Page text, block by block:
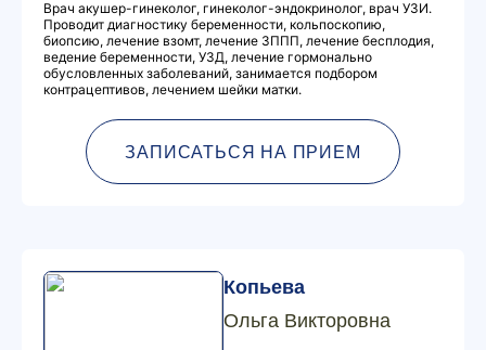
Врач акушер-гинеколог, гинеколог-эндокринолог, врач УЗИ.
Проводит диагностику беременности, кольпоскопию,
биопсию, лечение взомт, лечение ЗППП, лечение бесплодия,
ведение беременности, УЗД, лечение гормонально
обусловленных заболеваний, занимается подбором
контрацептивов, лечением шейки матки.
ЗАПИСАТЬСЯ НА ПРИЕМ
Копьева
Ольга Викторовна